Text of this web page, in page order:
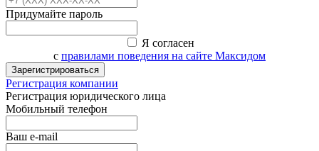
Придумайте пароль
Я согласен
с правилами поведения на сайте Максидом
Зарегистрироваться
Регистрация компании
Регистрация юридического лица
Мобильный телефон
Ваш e-mail